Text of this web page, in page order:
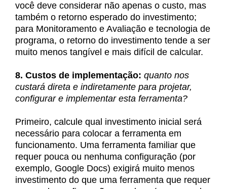
você deve considerar não apenas o custo, mas
também o retorno esperado do investimento;
para Monitoramento e Avaliação e tecnologia de
programa, o retorno do investimento tende a ser
muito menos tangível e mais difícil de calcular.
8. Custos de implementação: quanto nos
custará direta e indiretamente para projetar,
configurar e implementar esta ferramenta?
Primeiro, calcule qual investimento inicial será
necessário para colocar a ferramenta em
funcionamento. Uma ferramenta familiar que
requer pouca ou nenhuma configuração (por
exemplo, Google Docs) exigirá muito menos
investimento do que uma ferramenta que requer